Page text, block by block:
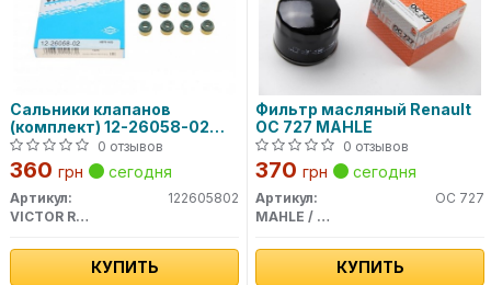
Сальники клапанов
(комплект) 12-26058-02
VICTOR REINZ0 отзывов
360 грн сегодня
Артикул:
122605802
VICTOR REINZ
КУПИТЬ
Фильтр масляный Renault
OC 727 MAHLE
0 отзывов
370 грн сегодня
Артикул:
OC 727
MAHLE / KNECHT
КУПИТЬ